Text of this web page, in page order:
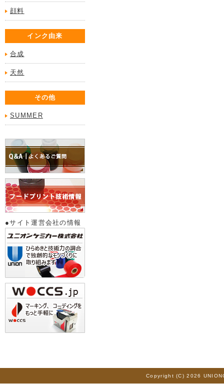
顔料
インク由来
合成
天然
その他
SUMMER
●サイト運営会社の情報
Copyright (C) 2026